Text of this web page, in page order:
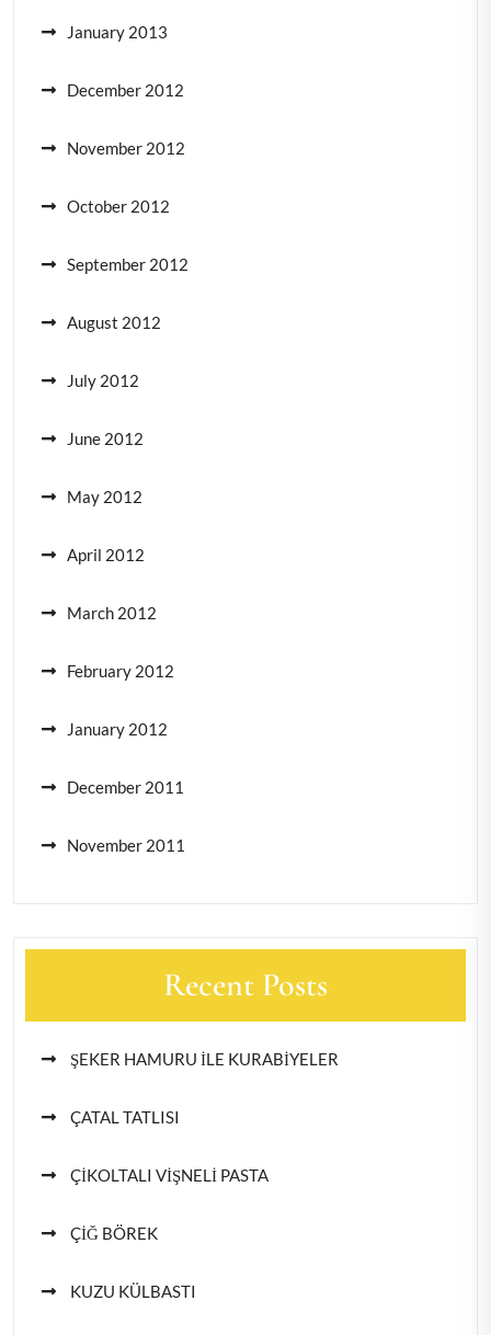
January 2013
December 2012
November 2012
October 2012
September 2012
August 2012
July 2012
June 2012
May 2012
April 2012
March 2012
February 2012
January 2012
December 2011
November 2011
Recent Posts
ŞEKER HAMURU İLE KURABİYELER
ÇATAL TATLISI
ÇİKOLTALI VİŞNELİ PASTA
ÇİĞ BÖREK
KUZU KÜLBASTI